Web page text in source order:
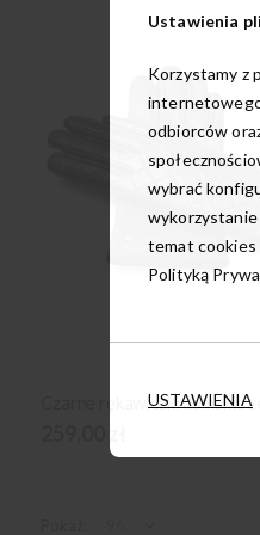
Ustawienia
Korzystamy z
odbiorców
wybrać
wykorzystanie
temat cookies
Polityką
USTAWIENIA